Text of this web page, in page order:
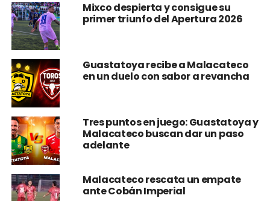
Mixco despierta y consigue su
primer triunfo del Apertura 2026
Guastatoya recibe a Malacateco
en un duelo con sabor a revancha
Tres puntos en juego: Guastatoya y
Malacateco buscan dar un paso
adelante
Malacateco rescata un empate
ante Cobán Imperial